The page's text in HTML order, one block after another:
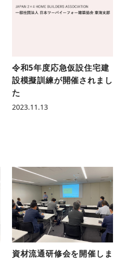
令和5年度応急仮設住宅建
設模擬訓練が開催されまし
た
2023.11.13
資材流通研修会を開催しま